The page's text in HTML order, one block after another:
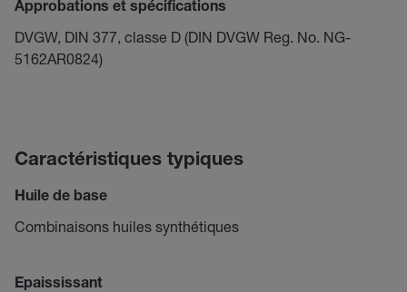
Approbations et spécifications
DVGW, DIN 377, classe D (DIN DVGW Reg. No. NG-
5162AR0824)
Caractéristiques typiques
Huile de base
Combinaisons huiles synthétiques
Epaississant